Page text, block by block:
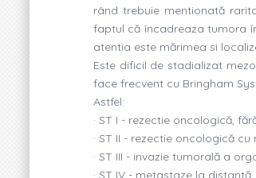
rând trebuie mentionată
faptul că încadreaza tumora
atentia este mărimea si
Este dificil de stadializat
face frecvent cu Bringham
Astfel:
· ST I - rezectie oncologică,
· ST II - rezectie oncologică
· ST III - invazie tumorală a
· ST IV - metastaze la distantă